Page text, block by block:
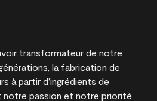
transformateur de notre
la fabrication de
à partir d’ingrédients de
notre passion et notre priorité